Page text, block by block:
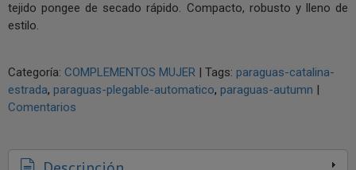
tejido pongee de secado rápido. Compacto, robusto y lleno de
estilo.
Categoría: COMPLEMENTOS MUJER | Tags: paraguas-catalina-
estrada paraguas-plegable-automatico paraguas-autumn |
Comentarios